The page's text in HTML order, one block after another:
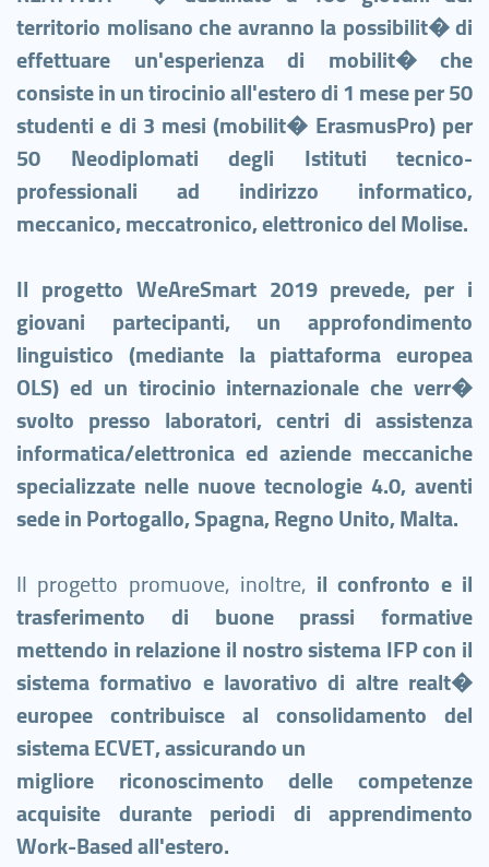
territorio molisano che avranno la possibilit� di
effettuare un'esperienza di mobilit� che
consiste in un tirocinio all'estero di 1 mese per 50
studenti e di 3 mesi (mobilit� ErasmusPro) per
50 Neodiplomati degli Istituti tecnico-
professionali ad indirizzo informatico,
meccanico, meccatronico, elettronico del Molise.
Il progetto WeAreSmart 2019 prevede, per i
giovani partecipanti, un approfondimento
linguistico (mediante la piattaforma europea
OLS) ed un tirocinio internazionale che verr�
svolto presso laboratori, centri di assistenza
informatica/elettronica ed aziende meccaniche
specializzate nelle nuove tecnologie 4.0, aventi
sede in Portogallo, Spagna, Regno Unito, Malta.
Il progetto promuove, inoltre, il confronto e il
trasferimento di buone prassi formative
mettendo in relazione il nostro sistema IFP con il
sistema formativo e lavorativo di altre realt�
europee contribuisce al consolidamento del
sistema ECVET, assicurando un
migliore riconoscimento delle competenze
acquisite durante periodi di apprendimento
Work-Based all'estero.